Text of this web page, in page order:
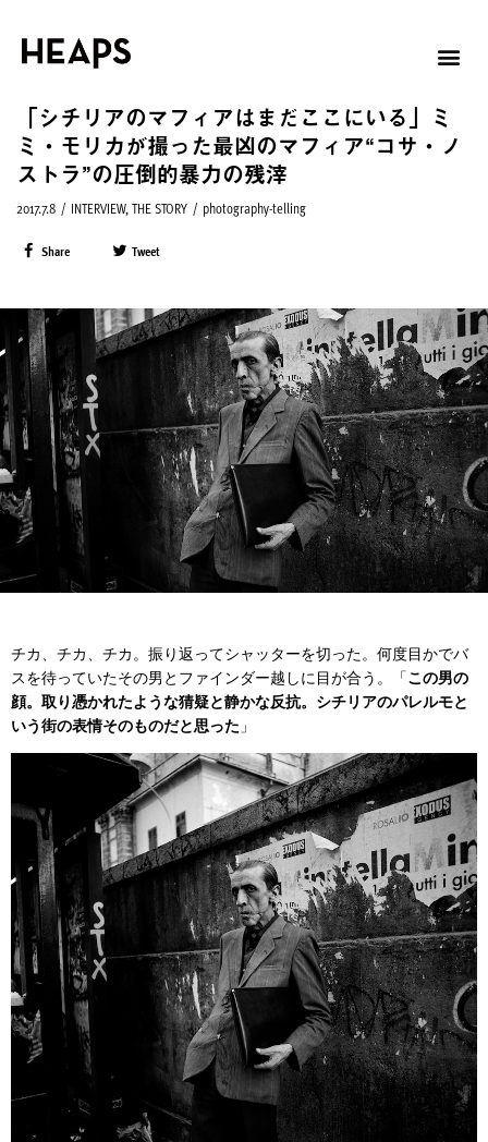
「シチリアのマフィアはまだここにいる」ミ
ミ・モリカが撮った最凶のマフィア“コサ・ノ
ストラ”の圧倒的暴力の残滓
2017.7.8 / INTERVIEW,THE STORY / photography-telling
Share Tweet
チカ、チカ、チカ。振り返ってシャッターを切った。何度目かでバ
スを待っていたその男とファインダー越しに目が合う。「この男の
顔。取り憑かれたような猜疑と静かな反抗。シチリアのパレルモと
いう街の表情そのものだと思った 」